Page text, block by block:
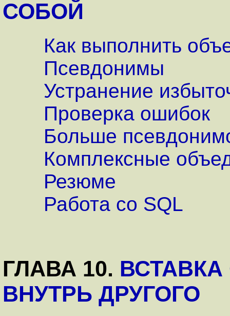
СОБОЙ
Как выполнить
Псевдонимы
Устранение
Проверка ошибок
Больше
Комплексные
Резюме
Работа со SQL
ГЛАВА 10.
ВНУТРЬ ДРУГОГО